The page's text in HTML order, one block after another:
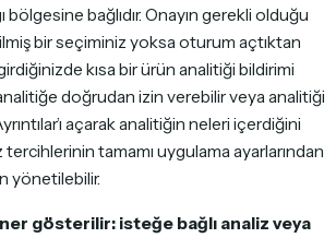
bağlıdır. Onayın gerekli olduğu
bir seçiminiz yoksa oturum açtıktan
kısa bir ürün analitiği bildirimi
doğrudan izin verebilir veya analitiği
açarak analitiğin neleri içerdiğini
tamamı uygulama ayarlarından
yönetilebilir.
gösterilir: isteğe bağlı analiz veya